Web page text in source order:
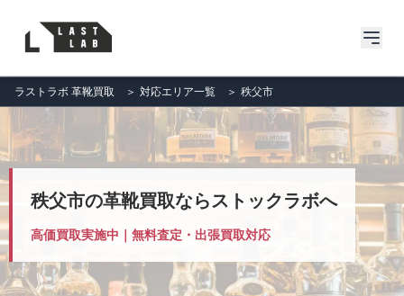
ラストラボ 革靴買取 ＞ 対応エリア一覧 ＞ 秩父市
秩父市の革靴買取ならストックラボへ
高価買取実施中｜無料査定・出張買取対応